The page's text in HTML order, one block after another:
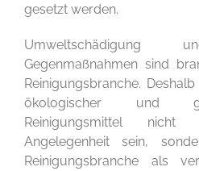
gesetzt werden.
Umweltschädigung
Gegenmaßnahmen sind
Reinigungsbranche.
ökologischer und
Reinigungsmittel
Angelegenheit sein,
Reinigungsbranche als